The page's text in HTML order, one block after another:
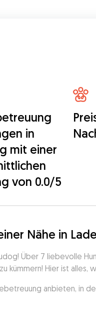
in
mit einer
von 0.0/5
Nähe in
Über 7 liebevolle
kümmern! Hier ist alles,
anbieten, in